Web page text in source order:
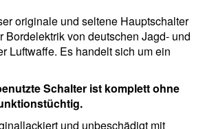
originale und seltene Hauptschalter
Bordelektrik von deutschen Jagd- und
Luftwaffe. Es handelt sich um ein
Schalter ist komplett ohne
und unbeschädigt mit